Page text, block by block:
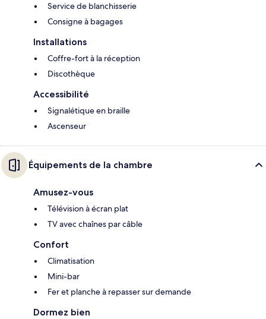
Service de blanchisserie
Consigne à bagages
Installations
Coffre-fort à la réception
Discothèque
Accessibilité
Signalétique en braille
Ascenseur
Équipements de la chambre
Amusez-vous
Télévision à écran plat
TV avec chaînes par câble
Confort
Climatisation
Mini-bar
Fer et planche à repasser sur demande
Dormez bien